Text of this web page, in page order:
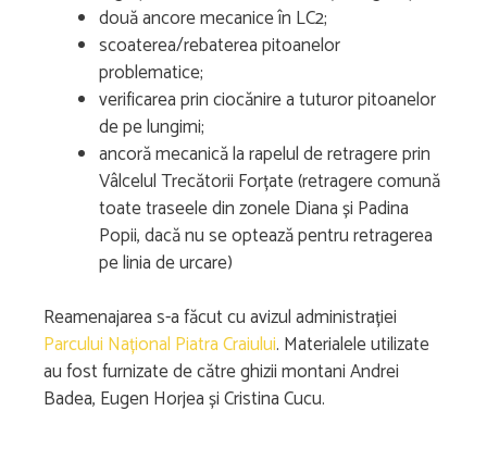
două ancore mecanice în LC2;
scoaterea/rebaterea pitoanelor
problematice;
verificarea prin ciocănire a tuturor pitoanelor
de pe lungimi;
ancoră mecanică la rapelul de retragere prin
Vâlcelul Trecătorii Forțate (retragere comună
toate traseele din zonele Diana și Padina
Popii, dacă nu se optează pentru retragerea
pe linia de urcare)
Reamenajarea s-a făcut cu avizul administrației
Parcului Național Piatra Craiului. Materialele utilizate
au fost furnizate de către ghizii montani Andrei
Badea, Eugen Horjea și Cristina Cucu.